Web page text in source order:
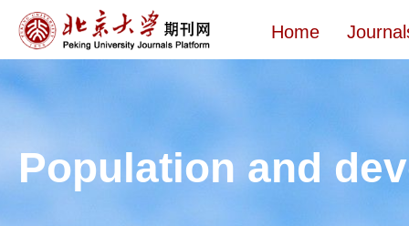
Home
Population and